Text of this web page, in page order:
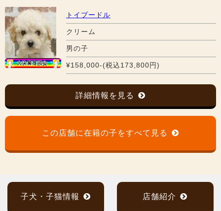
トイプードル
クリーム
男の子
¥158,000-(税込173,800円)
詳細情報を見る
この店舗に在籍の子をすべて見る
子犬・子猫情報 店舗紹介